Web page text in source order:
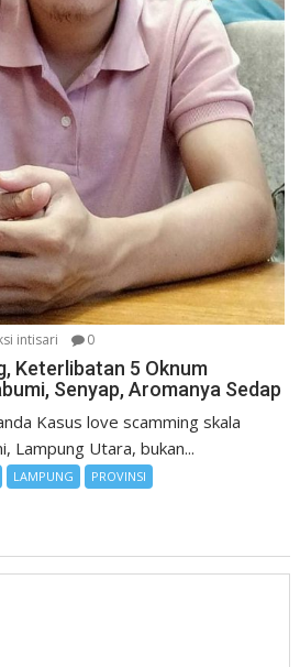
intisari 0
Keterlibatan 5 Oknum
Senyap, Aromanya Sedap
Kasus love scamming skala
Lampung Utara, bukan...
LAMPUNG PROVINSI